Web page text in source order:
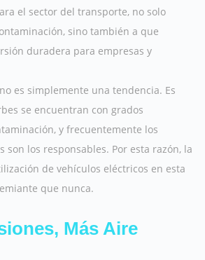
el sector del transporte, no solo
sino también a que
duradera para empresas y
es simplemente una tendencia. Es
se encuentran con grados
y frecuentemente los
son los responsables. Por esta razón, la
de vehículos eléctricos en esta
que nunca.
Más Aire